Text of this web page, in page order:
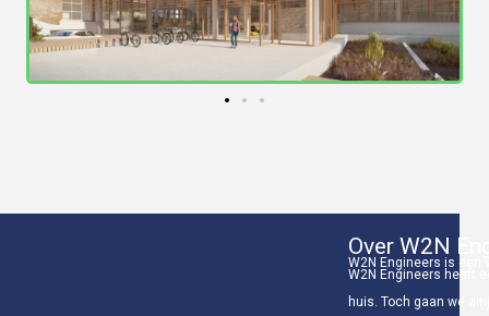
Over W2N
W2N Engineers is een
W2N Engineers heeft
huis. Toch gaan we